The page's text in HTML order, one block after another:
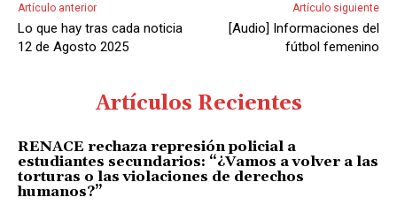
u
d
Artículo anterior
Lo que hay tras cada noticia
12 de Agosto 2025
Artículo siguiente
[Audio] Informaciones del
fútbol femenino
Artículos Recientes
RENACE rechaza represión policial a
estudiantes secundarios: “¿Vamos a volver a las
torturas o las violaciones de derechos
humanos?”